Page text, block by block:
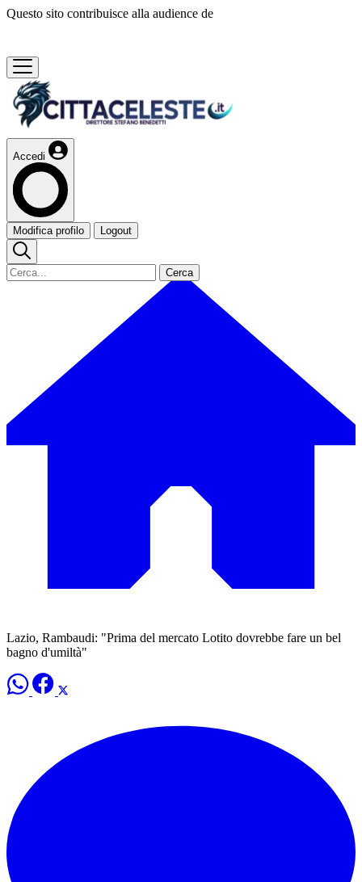
Questo sito contribuisce alla audience de
Accedi
Modifica profilo Logout
Cerca
Lazio, Rambaudi: "Prima del mercato Lotito dovrebbe fare un bel
bagno d'umiltà"